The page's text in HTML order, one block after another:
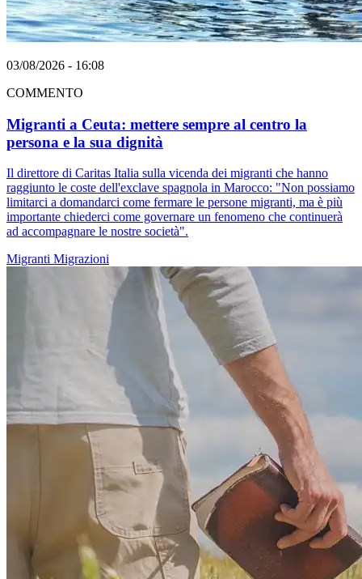
03/08/2026 - 16:08
COMMENTO
Migranti a Ceuta: mettere sempre al centro la
persona e la sua dignità
Il direttore di Caritas Italia sulla vicenda dei migranti che hanno
raggiunto le coste dell'exclave spagnola in Marocco: "Non possiamo
limitarci a domandarci come fermare le persone migranti, ma è più
importante chiederci come governare un fenomeno che continuerà
ad accompagnare le nostre società".
Migranti Migrazioni